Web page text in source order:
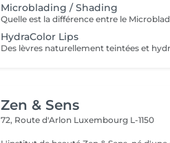
Microblading / Shading
HydraColor Lips
Zen & Sens
72, Route d'Arlon Luxembourg L-1150